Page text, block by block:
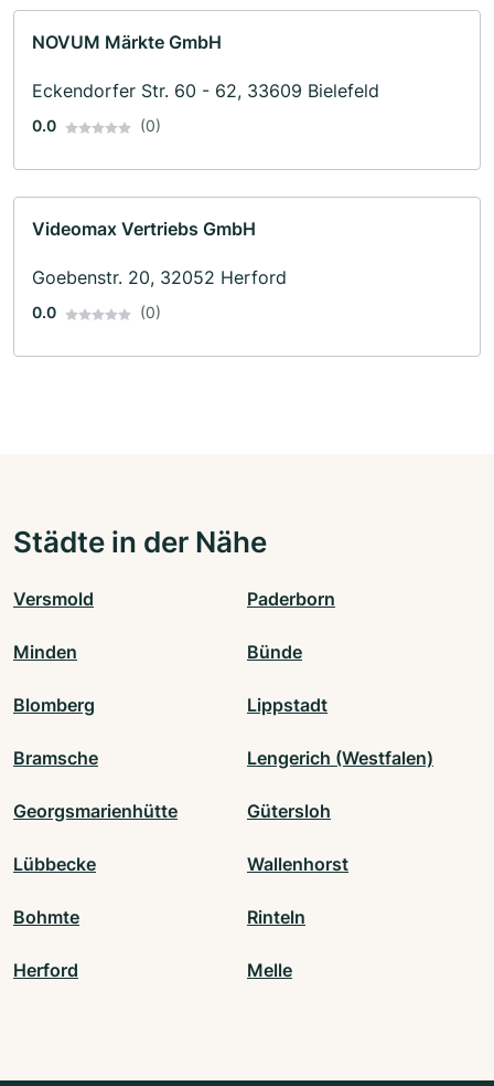
NOVUM Märkte GmbH
Eckendorfer Str. 60 - 62, 33609 Bielefeld
0.0 (0)
Videomax Vertriebs GmbH
Goebenstr. 20, 32052 Herford
0.0 (0)
Städte in der Nähe
Versmold Paderborn
Minden Bünde
Blomberg Lippstadt
Bramsche Lengerich (Westfalen)
Georgsmarienhütte Gütersloh
Lübbecke Wallenhorst
Bohmte Rinteln
Herford Melle